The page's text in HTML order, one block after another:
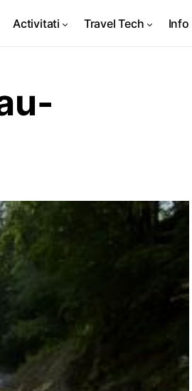
Activitati Travel Tech Info